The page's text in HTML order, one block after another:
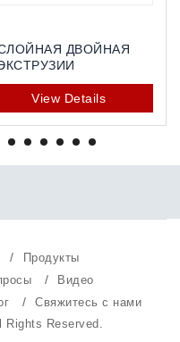
View Details
/ Продукты
/ Видео
/
Свяжитесь с нами
Reserved.